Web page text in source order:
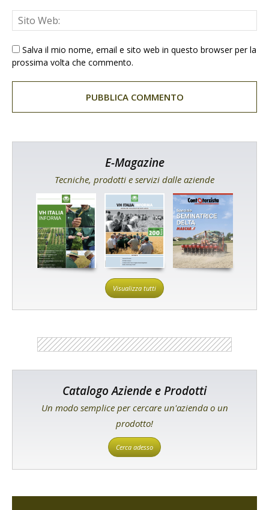
Salva il mio nome, email e sito web in questo browser per la
prossima volta che commento.
E-Magazine
Tecniche, prodotti e servizi dalle aziende
Visualizza tutti
Catalogo Aziende e Prodotti
Un modo semplice per cercare un'azienda o un
prodotto!
Cerca adesso